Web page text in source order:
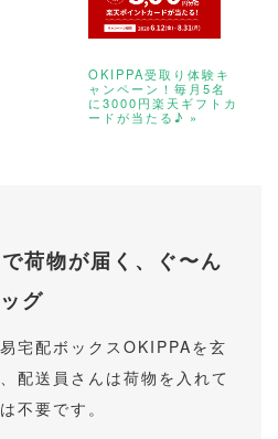
OKIPPA受取り体験キ
ャンペーン！毎月5名
に3000円楽天ギフトカ
ードが当たる♪ »
荷物が届く、ぐ〜ん
グ
宅配ボックスOKIPPAを玄
配送員さんは荷物を入れて
不要です。